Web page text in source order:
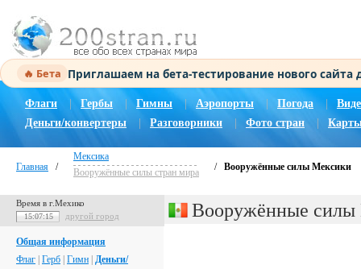
🔥 Бета Приглашаем на бета-тестирование нового
Флаги Гербы Гимны | Аэропорты Погода |
Деньги/конвертеры
Разговорники Фото стран
Главная /
Мексика
Вооружённые силы стран мира
/ Вооружённые силы Мексики
Время в г.Мехико
15:07:16 другой город
Общая информация
Флаг Герб Гимн Деньги/
Вооружённые силы